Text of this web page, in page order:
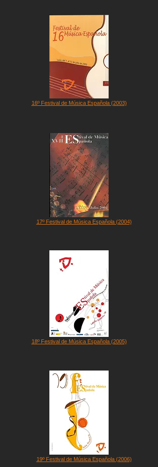
16º Festival de Música Española (2003)
17º Festival de Música Española (2004)
18º Festival de Música Española (2005)
19º Festival de Música Española (2006)